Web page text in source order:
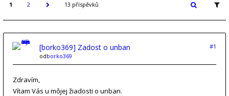
1 2 13 příspěvků
[borko369] Zadost o unban
#1
odborko369
Zdravím,
Vítam Vás u môjej žiadosti o unban.